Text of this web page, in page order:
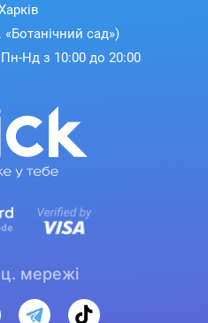
сад»)
Нд з 10:00 до 20:00
мережі